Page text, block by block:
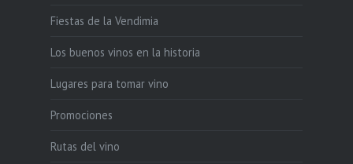
Fiestas de la Vendimia
Los buenos vinos en la historia
Lugares para tomar vino
Promociones
Rutas del vino